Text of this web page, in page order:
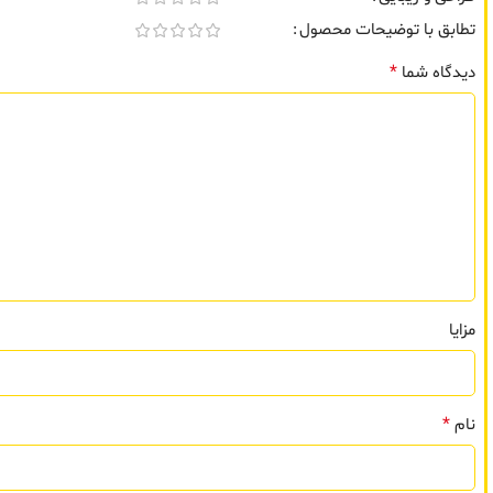
تطابق با توضیحات محصول
دیدگاه شما *
مزایا
نام*